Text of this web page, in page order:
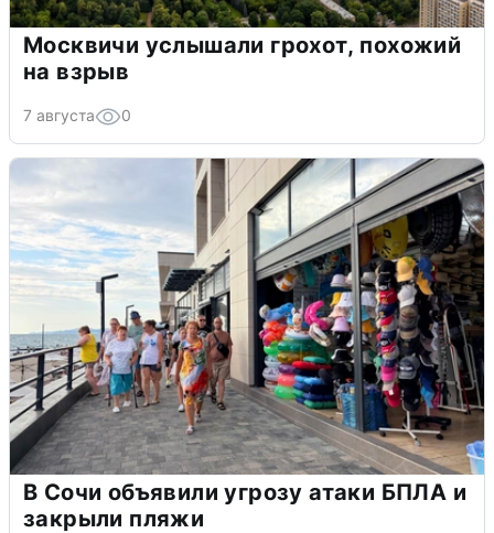
Москвичи услышали грохот, похожий
на взрыв
7 августа 0
В Сочи объявили угрозу атаки БПЛА и
закрыли пляжи